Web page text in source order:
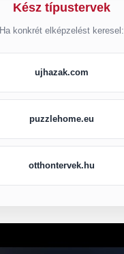
Kész típustervek
Ha konkrét elképzelést keresel:
ujhazak.com
puzzlehome.eu
otthontervek.hu